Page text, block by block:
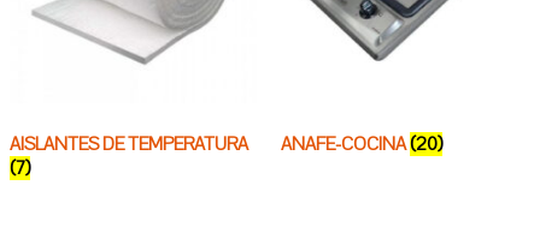
AISLANTES DE TEMPERATURA
(7)
ANAFE-COCINA(20)